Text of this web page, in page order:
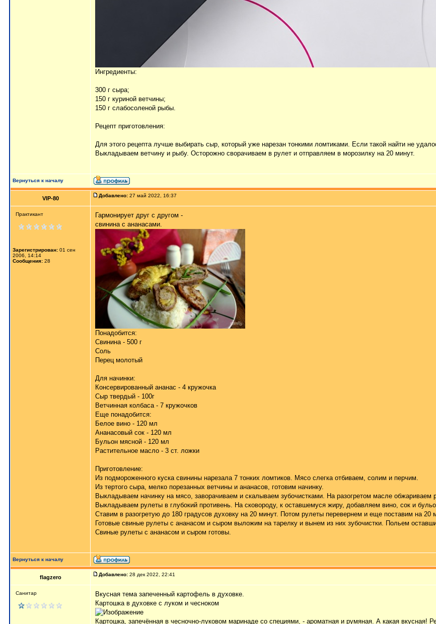
Ингредиенты:
300 г сыра;
150 г куриной ветчины;
150 г слабосоленой рыбы.
Рецепт приготовления:
Для этого рецепта лучше выбирать сыр, который уже нарезан тонкими ломтиками. Если такой найти не
Выкладываем ветчину и рыбу. Осторожно сворачиваем в рулет и отправляем в морозилку на 20 минут.
Вернуться к началу
VIP-80 Добавлено: 27 май 2022, 16:37
Практикант
Зарегистрирован: 01 сен
2006, 14:14
Сообщения: 28
Гармонирует друг с другом -
свинина с ананасами.
Понадобится:
Свинина - 500 г
Соль
Перец молотый
Для начинки:
Консервированный ананас - 4 кружочка
Сыр твердый - 100г
Ветчинная колбаса - 7 кружочков
Еще понадобится:
Белое вино - 120 мл
Ананасовый сок - 120 мл
Бульон мясной - 120 мл
Растительное масло - 3 ст. ложки
Приготовление:
Из подмороженного куска свинины нарезала 7 тонких ломтиков. Мясо слегка отбиваем, солим и перчим.
Из тертого сыра, мелко порезанных ветчины и ананасов, готовим начинку.
Выкладываем начинку на мясо, заворачиваем и скалываем зубочистками. На разогретом масле обжариваем
Выкладываем рулеты в глубокий противень. На сковороду, к оставшемуся жиру, добавляем вино, сок и
Ставим в разогретую до 180 градусов духовку на 20 минут. Потом рулеты перевернем и еще поставим на
Готовые свиные рулеты с ананасом и сыром выложим на тарелку и вынем из них зубочистки. Польем
Свиные рулеты с ананасом и сыром готовы.
Вернуться к началу
flagzero Добавлено: 28 дек 2022, 22:41
Санитар Вкусная тема запеченный картофель в духовке.
Картошка в духовке с луком и чесноком
Картошка, запечённая в чесночно-луковом маринаде со специями, - ароматная и румяная. А какая